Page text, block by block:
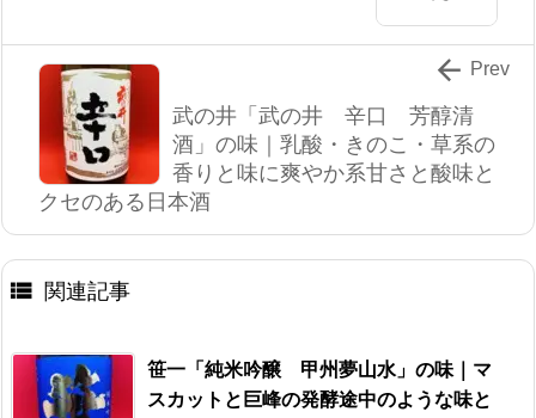
武の井「武の井 辛口 芳醇清
酒」の味｜乳酸・きのこ・草系の
香りと味に爽やか系甘さと酸味と
クセのある日本酒
 Prev
 関連記事
笹一「純米吟醸 甲州夢山水」の味｜マ
スカットと巨峰の発酵途中のような味と